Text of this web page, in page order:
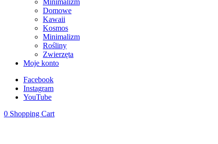
Minimalizm
Domowe
Kawaii
Kosmos
Minimalizm
Rośliny
Zwierzęta
Moje konto
Facebook
Instagram
YouTube
0 Shopping Cart